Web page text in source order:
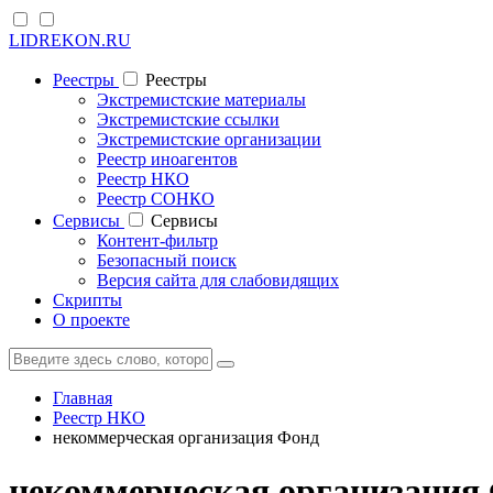
LIDREKON.RU
Реестры
Реестры
Экстремистские материалы
Экстремистские ссылки
Экстремистские организации
Реестр иноагентов
Реестр НКО
Реестр СОНКО
Cервисы
Cервисы
Контент-фильтр
Безопасный поиск
Версия сайта для слабовидящих
Скрипты
О проекте
Главная
Реестр НКО
некоммерческая организация Фонд